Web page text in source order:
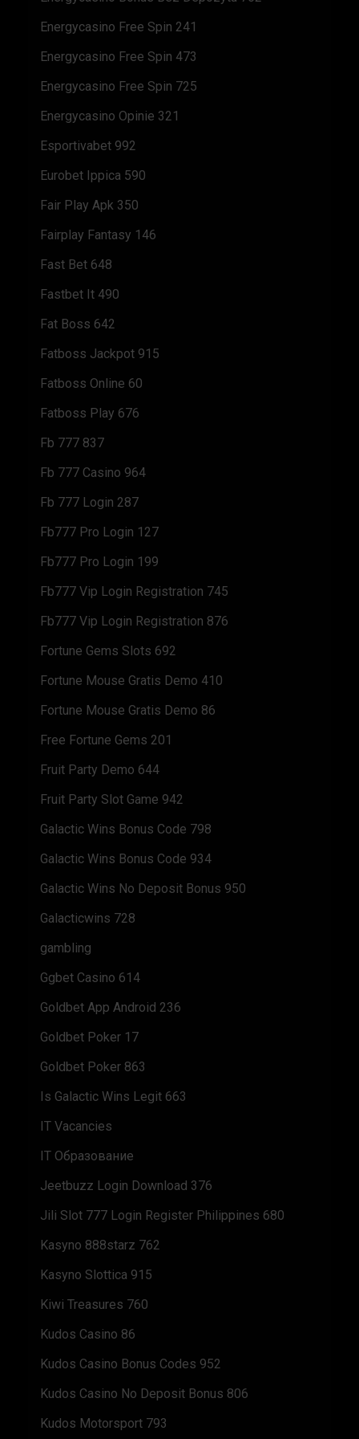
Energycasino Free Spin 241
Energycasino Free Spin 473
Energycasino Free Spin 725
Energycasino Opinie 321
Esportivabet 992
Eurobet Ippica 590
Fair Play Apk 350
Fairplay Fantasy 146
Fast Bet 648
Fastbet It 490
Fat Boss 642
Fatboss Jackpot 915
Fatboss Online 60
Fatboss Play 676
Fb 777 837
Fb 777 Casino 964
Fb 777 Login 287
Fb777 Pro Login 127
Fb777 Pro Login 199
Fb777 Vip Login Registration 745
Fb777 Vip Login Registration 876
Fortune Gems Slots 692
Fortune Mouse Gratis Demo 410
Fortune Mouse Gratis Demo 86
Free Fortune Gems 201
Fruit Party Demo 644
Fruit Party Slot Game 942
Galactic Wins Bonus Code 798
Galactic Wins Bonus Code 934
Galactic Wins No Deposit Bonus 950
Galacticwins 728
gambling
Ggbet Casino 614
Goldbet App Android 236
Goldbet Poker 17
Goldbet Poker 863
Is Galactic Wins Legit 663
IT Vacancies
IT Образование
Jeetbuzz Login Download 376
Jili Slot 777 Login Register Philippines 680
Kasyno 888starz 762
Kasyno Slottica 915
Kiwi Treasures 760
Kudos Casino 86
Kudos Casino Bonus Codes 952
Kudos Casino No Deposit Bonus 806
Kudos Motorsport 793